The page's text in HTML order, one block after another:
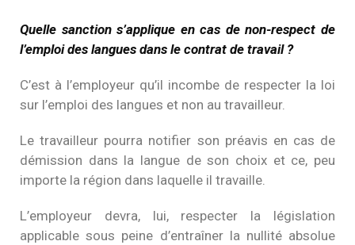
Quelle sanction s’applique en cas de non-respect de
l’emploi des langues dans le contrat de travail ?
C’est à l’employeur qu’il incombe de respecter la loi
sur l’emploi des langues et non au travailleur.
Le travailleur pourra notifier son préavis en cas de
démission dans la langue de son choix et ce, peu
importe la région dans laquelle il travaille.
L’employeur devra, lui, respecter la législation
applicable sous peine d’entraîner la nullité absolue